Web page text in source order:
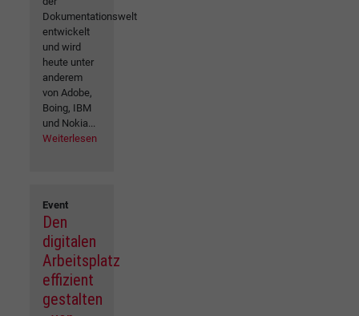
Dokumentationswelt
entwickelt
und wird
heute unter
anderem
von Adobe,
Boing, IBM
und Nokia...
Weiterlesen
Event
Den
digitalen
Arbeitsplatz
effizient
gestalten